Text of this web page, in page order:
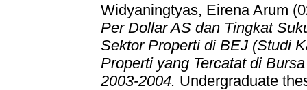
Widyaningtyas, Eirena Arum
Per Dollar AS dan Tingkat
Sektor Properti di BEJ (Studi
Properti yang Tercatat di
2003-2004. Undergraduate